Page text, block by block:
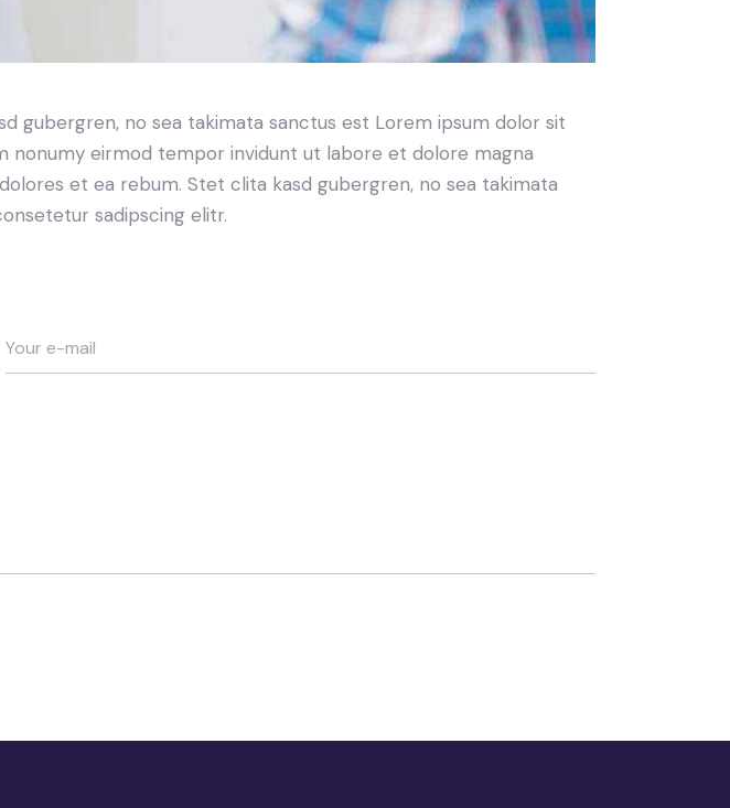
gubergren, no sea takimata sanctus est Lorem ipsum dolor sit
nonumy eirmod tempor invidunt ut labore et dolore magna
et ea rebum. Stet clita kasd gubergren, no sea takimata
sadipscing elitr.